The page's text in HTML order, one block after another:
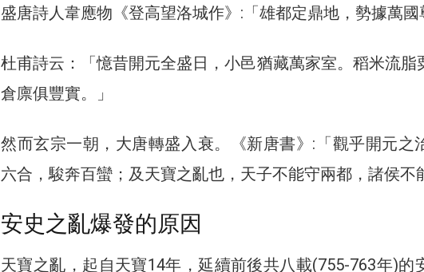
盛唐詩人韋應物《登高望洛城作》:「雄都定鼎地，勢據萬國
杜甫詩云：「憶昔開元全盛日，小邑猶藏萬家室。稻米流脂
倉廪俱豐實。」
然而玄宗一朝，大唐轉盛入衰。《新唐書》:「觀乎開元之
六合，駿奔百蠻；及天寶之亂也，天子不能守兩都，諸侯不
安史之亂爆發的原因
天寶之亂，起自天寶14年，延續前後共八載(755-763年)的